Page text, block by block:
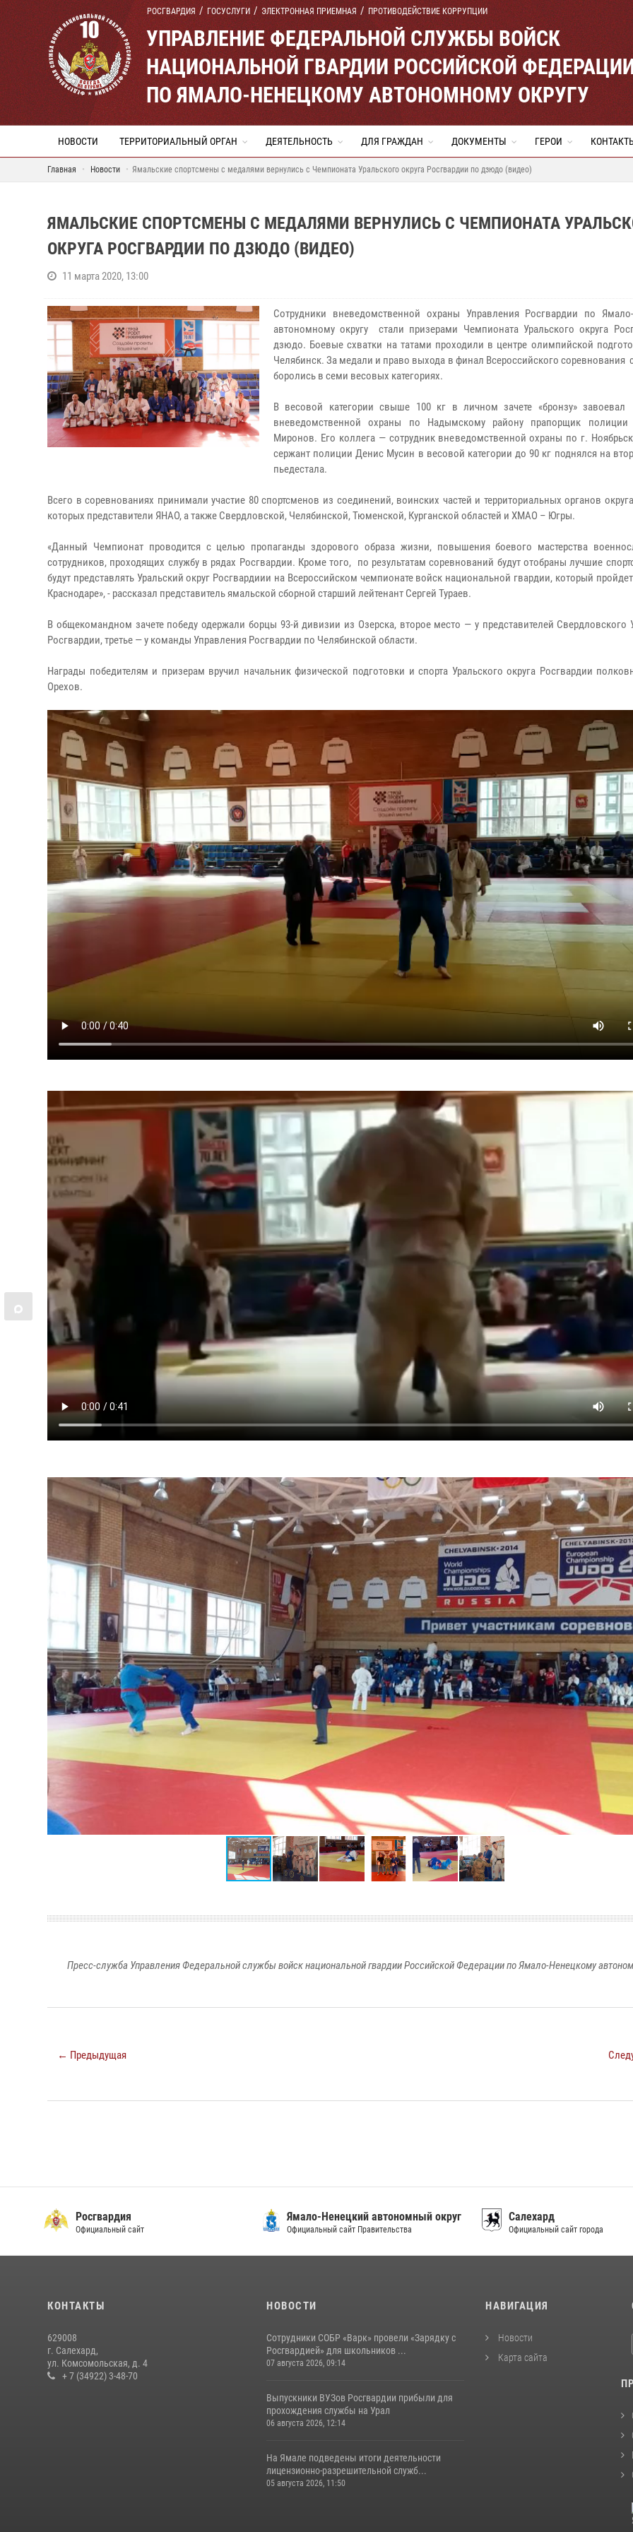
РОСГВАРДИЯ ГОСУСЛУГИ ЭЛЕКТРОННАЯ ПРИЕМНАЯ ПРОТИВОДЕЙСТВИЕ КОРРУПЦИИ
УПРАВЛЕНИЕ ФЕДЕРАЛЬНОЙ СЛУЖБЫ ВОЙСК
НАЦИОНАЛЬНОЙ ГВАРДИИ РОССИЙСКОЙ
ПО ЯМАЛО-НЕНЕЦКОМУ АВТОНОМНОМУ ОКРУГУ
НОВОСТИ ТЕРРИТОРИАЛЬНЫЙ ОРГАН ДЕЯТЕЛЬНОСТЬ ДЛЯ ГРАЖДАН ДОКУМЕНТЫ ГЕРОИ
Главная Новости Ямальские спортсмены с медалями вернулись с Чемпионата Уральского округа Росгвардии по дзюдо (видео)
ЯМАЛЬСКИЕ СПОРТСМЕНЫ С МЕДАЛЯМИ ВЕРНУЛИСЬ С ЧЕМПИОНАТА
ОКРУГА РОСГВАРДИИ ПО ДЗЮДО (ВИДЕО)
11 марта 2020, 13:00
Сотрудники вневедомственной охраны Управления Росгвардии по
автономному округу стали призерами Чемпионата Уральского округа
дзюдо. Боевые схватки на татами проходили в центре олимпийской
Челябинск. За медали и право выхода в финал Всероссийского соревнования
боролись в семи весовых категориях.
В весовой категории свыше 100 кг в личном зачете «бронзу» завоевал
вневедомственной охраны по Надымскому району прапорщик полиции
Миронов. Его коллега — сотрудник вневедомственной охраны по г.
сержант полиции Денис Мусин в весовой категории до 90 кг поднялся на
пьедестала.
Всего в соревнованиях принимали участие 80 спортсменов из соединений, воинских частей и территориальных органов
которых представители ЯНАО, а также Свердловской, Челябинской, Тюменской, Курганской областей и ХМАО – Югры.
«Данный Чемпионат проводится с целью пропаганды здорового образа жизни, повышения боевого мастерства
сотрудников, проходящих службу в рядах Росгвардии. Кроме того, по результатам соревнований будут отобраны лучшие
будут представлять Уральский округ Росгвардиии на Всероссийском чемпионате войск национальной гвардии, который
Краснодаре», - рассказал представитель ямальской сборной старший лейтенант Сергей Тураев.
В общекомандном зачете победу одержали борцы 93-й дивизии из Озерска, второе место — у представителей Свердловского
Росгвардии, третье — у команды Управления Росгвардии по Челябинской области.
Награды победителям и призерам вручил начальник физической подготовки и спорта Уральского округа Росгвардии
Орехов.
Пресс-служба Управления Федеральной службы войск национальной гвардии Российской Федерации по Ямало-Ненецкому
← Предыдущая
Росгвардия
Официальный сайт
Ямало-Ненецкий автономный округ
Официальный сайт Правительства
Салехард
Официальный сайт города
КОНТАКТЫ
629008
г. Салехард,
ул. Комсомольская, д. 4
+ 7 (34922) 3-48-70
НОВОСТИ
Сотрудники СОБР «Варк» провели «Зарядку с
Росгвардией» для школьников ...
07 августа 2026, 09:14
Выпускники ВУЗов Росгвардии прибыли для
прохождения службы на Урал
06 августа 2026, 12:14
На Ямале подведены итоги деятельности
лицензионно-разрешительной служб...
05 августа 2026, 11:50
НАВИГАЦИЯ
Новости
Карта сайта